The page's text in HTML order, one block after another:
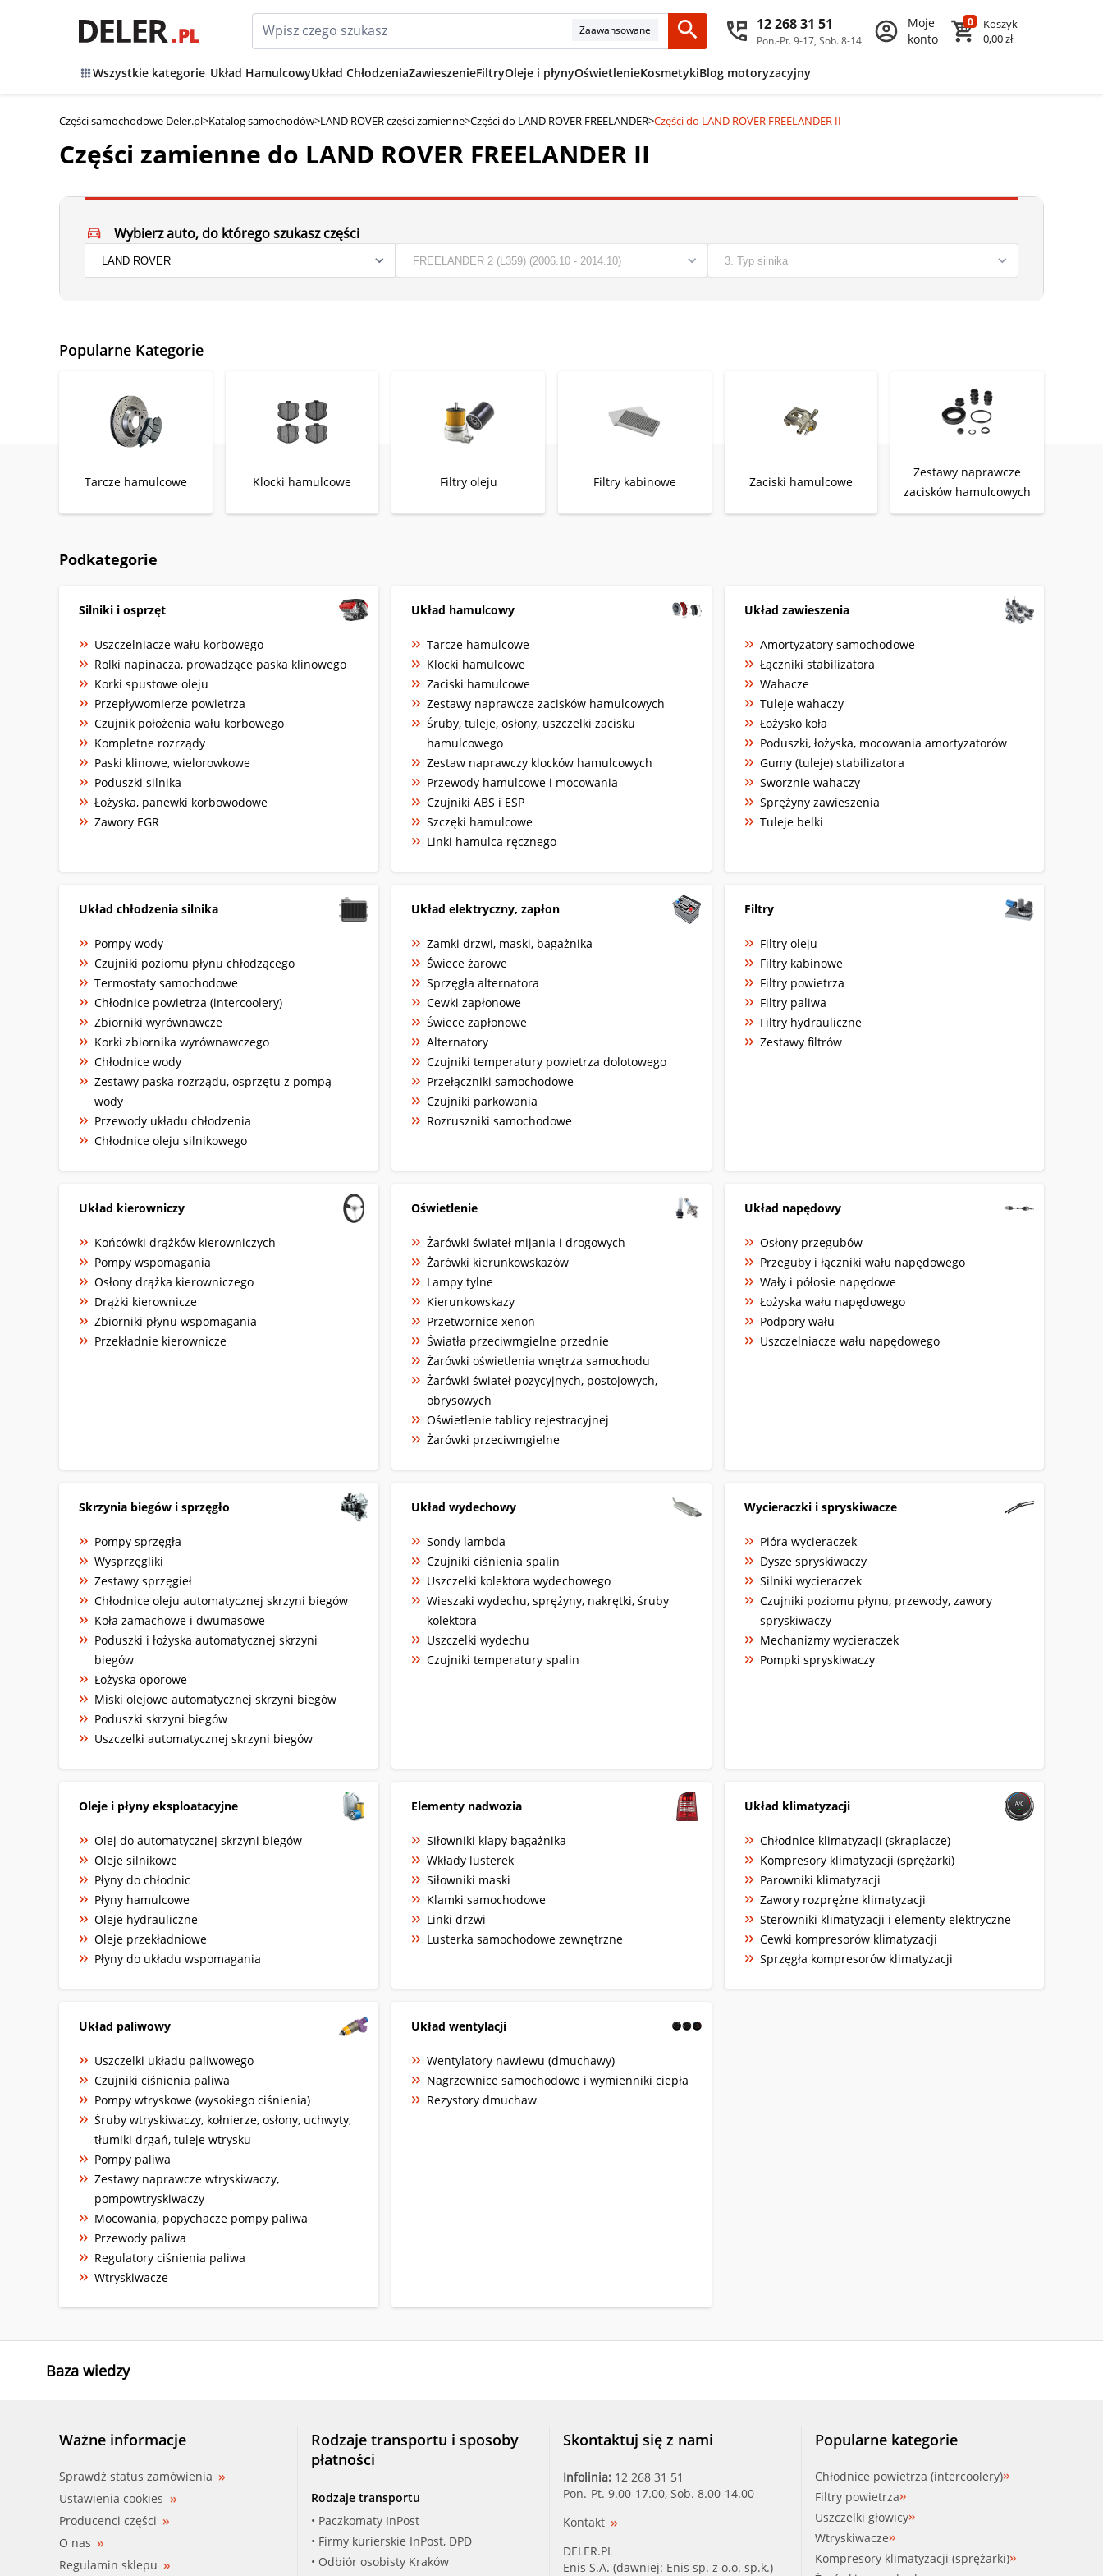
Zaawansowane 12 268 31 51
Pon.-Pt. 9-17, Sob. 8-14
Moje
konto
0
Koszyk
0,00 zł
Wszystkie kategorie Układ HamulcowyUkład ChłodzeniaZawieszenieFiltryOleje i płynyOświetlenieKosmetykiBlog motoryzacyjny
Części samochodowe Deler.pl>Katalog samochodów>LAND ROVER części zamienne>Części do LAND ROVER FREELANDER>Części do LAND ROVER FREELANDER II
Części zamienne do LAND ROVER FREELANDER II
Wybierz auto, do którego szukasz części
Popularne Kategorie
Tarcze hamulcowe Klocki hamulcowe Filtry oleju Filtry kabinowe Zaciski hamulcowe
Zestawy naprawcze
zacisków hamulcowych
Podkategorie
Silniki i osprzęt
Uszczelniacze wału korbowego
Rolki napinacza, prowadzące paska klinowego
Korki spustowe oleju
Przepływomierze powietrza
Czujnik położenia wału korbowego
Kompletne rozrządy
Paski klinowe, wielorowkowe
Poduszki silnika
Łożyska, panewki korbowodowe
Zawory EGR
Układ hamulcowy
Tarcze hamulcowe
Klocki hamulcowe
Zaciski hamulcowe
Zestawy naprawcze zacisków hamulcowych
Śruby, tuleje, osłony, uszczelki zacisku
hamulcowego
Zestaw naprawczy klocków hamulcowych
Przewody hamulcowe i mocowania
Czujniki ABS i ESP
Szczęki hamulcowe
Linki hamulca ręcznego
Układ zawieszenia
Amortyzatory samochodowe
Łączniki stabilizatora
Wahacze
Tuleje wahaczy
Łożysko koła
Poduszki, łożyska, mocowania amortyzatorów
Gumy (tuleje) stabilizatora
Sworznie wahaczy
Sprężyny zawieszenia
Tuleje belki
Układ chłodzenia silnika
Pompy wody
Czujniki poziomu płynu chłodzącego
Termostaty samochodowe
Chłodnice powietrza (intercoolery)
Zbiorniki wyrównawcze
Korki zbiornika wyrównawczego
Chłodnice wody
Zestawy paska rozrządu, osprzętu z pompą
wody
Przewody układu chłodzenia
Chłodnice oleju silnikowego
Układ elektryczny, zapłon
Zamki drzwi, maski, bagażnika
Świece żarowe
Sprzęgła alternatora
Cewki zapłonowe
Świece zapłonowe
Alternatory
Czujniki temperatury powietrza dolotowego
Przełączniki samochodowe
Czujniki parkowania
Rozruszniki samochodowe
Filtry
Filtry oleju
Filtry kabinowe
Filtry powietrza
Filtry paliwa
Filtry hydrauliczne
Zestawy filtrów
Układ kierowniczy
Końcówki drążków kierowniczych
Pompy wspomagania
Osłony drążka kierowniczego
Drążki kierownicze
Zbiorniki płynu wspomagania
Przekładnie kierownicze
Oświetlenie
Żarówki świateł mijania i drogowych
Żarówki kierunkowskazów
Lampy tylne
Kierunkowskazy
Przetwornice xenon
Światła przeciwmgielne przednie
Żarówki oświetlenia wnętrza samochodu
Żarówki świateł pozycyjnych, postojowych,
obrysowych
Oświetlenie tablicy rejestracyjnej
Żarówki przeciwmgielne
Układ napędowy
Osłony przegubów
Przeguby i łączniki wału napędowego
Wały i półosie napędowe
Łożyska wału napędowego
Podpory wału
Uszczelniacze wału napędowego
Skrzynia biegów i sprzęgło
Pompy sprzęgła
Wysprzęgliki
Zestawy sprzęgieł
Chłodnice oleju automatycznej skrzyni biegów
Koła zamachowe i dwumasowe
Poduszki i łożyska automatycznej skrzyni
biegów
Łożyska oporowe
Miski olejowe automatycznej skrzyni biegów
Poduszki skrzyni biegów
Uszczelki automatycznej skrzyni biegów
Układ wydechowy
Sondy lambda
Czujniki ciśnienia spalin
Uszczelki kolektora wydechowego
Wieszaki wydechu, sprężyny, nakrętki, śruby
kolektora
Uszczelki wydechu
Czujniki temperatury spalin
Wycieraczki i spryskiwacze
Pióra wycieraczek
Dysze spryskiwaczy
Silniki wycieraczek
Czujniki poziomu płynu, przewody, zawory
spryskiwaczy
Mechanizmy wycieraczek
Pompki spryskiwaczy
Oleje i płyny eksploatacyjne
Olej do automatycznej skrzyni biegów
Oleje silnikowe
Płyny do chłodnic
Płyny hamulcowe
Oleje hydrauliczne
Oleje przekładniowe
Płyny do układu wspomagania
Elementy nadwozia
Siłowniki klapy bagażnika
Wkłady lusterek
Siłowniki maski
Klamki samochodowe
Linki drzwi
Lusterka samochodowe zewnętrzne
Układ klimatyzacji
Chłodnice klimatyzacji (skraplacze)
Kompresory klimatyzacji (sprężarki)
Parowniki klimatyzacji
Zawory rozprężne klimatyzacji
Sterowniki klimatyzacji i elementy elektryczne
Cewki kompresorów klimatyzacji
Sprzęgła kompresorów klimatyzacji
Układ paliwowy
Uszczelki układu paliwowego
Czujniki ciśnienia paliwa
Pompy wtryskowe (wysokiego ciśnienia)
Śruby wtryskiwaczy, kołnierze, osłony, uchwyty,
tłumiki drgań, tuleje wtrysku
Pompy paliwa
Zestawy naprawcze wtryskiwaczy,
pompowtryskiwaczy
Mocowania, popychacze pompy paliwa
Przewody paliwa
Regulatory ciśnienia paliwa
Wtryskiwacze
Układ wentylacji
Wentylatory nawiewu (dmuchawy)
Nagrzewnice samochodowe i wymienniki ciepła
Rezystory dmuchaw
Baza wiedzy
Ważne informacje
Sprawdź status zamówienia
Ustawienia cookies
Producenci części
O nas
Regulamin sklepu
Rodzaje transportu i sposoby
płatności
Rodzaje transportu
• Paczkomaty InPost
• Firmy kurierskie InPost, DPD
• Odbiór osobisty Kraków
Skontaktuj się z nami
Infolinia: 12 268 31 51
Pon.-Pt. 9.00-17.00, Sob. 8.00-14.00
Kontakt
DELER.PL
Enis S.A. (dawniej: Enis sp. z o.o. sp.k.)
Popularne kategorie
Chłodnice powietrza (intercoolery)
Filtry powietrza
Uszczelki głowicy
Wtryskiwacze
Kompresory klimatyzacji (sprężarki)